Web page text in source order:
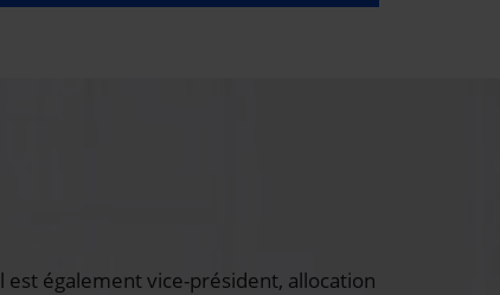
également vice-président, allocation